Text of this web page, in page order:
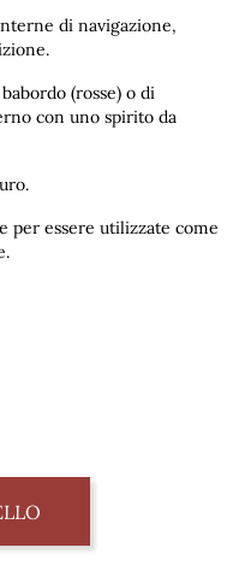
di navigazione,
(rosse) o di
con uno spirito da
per essere utilizzate come